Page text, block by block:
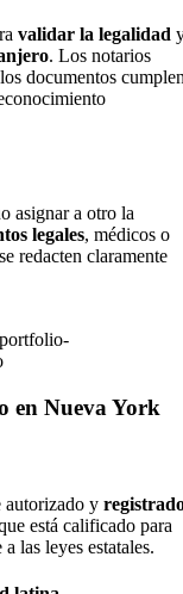
validar la legalidad
. Los notarios
documentos
asignar a otro la
legales, médicos o
redacten claramente
en Nueva York
autorizado y
está calificado para
las leyes estatales.